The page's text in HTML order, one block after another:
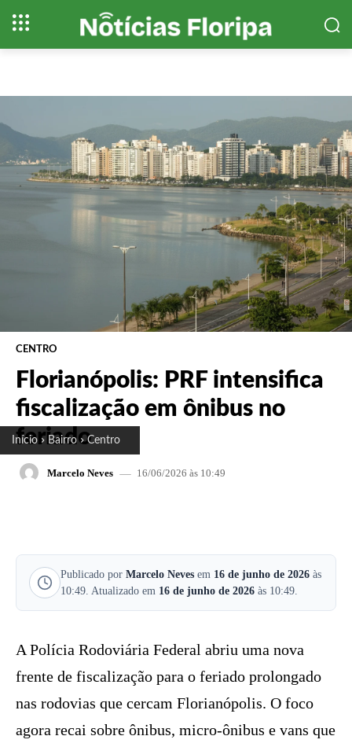
Início Bairro Centro
CENTRO
Florianópolis: PRF intensifica
fiscalização em ônibus no
feriado
Marcelo Neves 16/06/2026 às 10:49
Publicado por Marcelo Neves em 16 de junho de 2026 às
10:49. Atualizado em 16 de junho de 2026 às 10:49.
A Polícia Rodoviária Federal abriu uma nova
frente de fiscalização para o feriado prolongado
nas rodovias que cercam Florianópolis. O foco
agora recai sobre ônibus, micro-ônibus e vans que